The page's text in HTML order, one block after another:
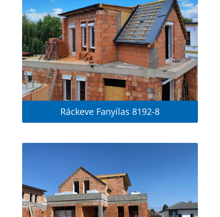
Ráckeve Fanyilas 8192-8